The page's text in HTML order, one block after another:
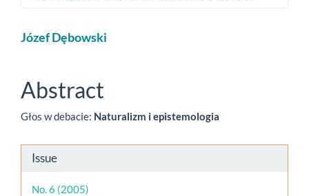
Main
Content
Józef Dębowski
Abstract
Głos w debacie: Naturalizm i epistemologia
Article
Details
Issue
No. 6 (2005)